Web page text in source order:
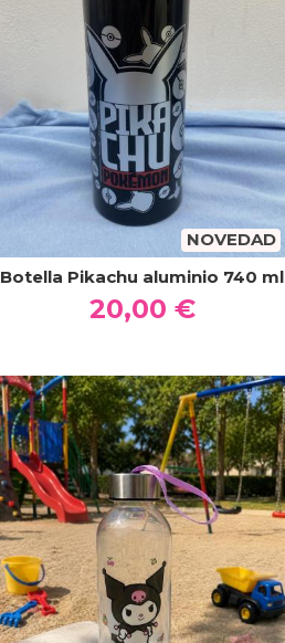
NOVEDAD
Botella Pikachu aluminio 740 ml
20,00 €